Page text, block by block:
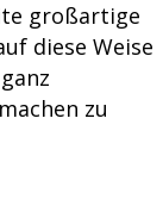
großartige
diese Weise
zu